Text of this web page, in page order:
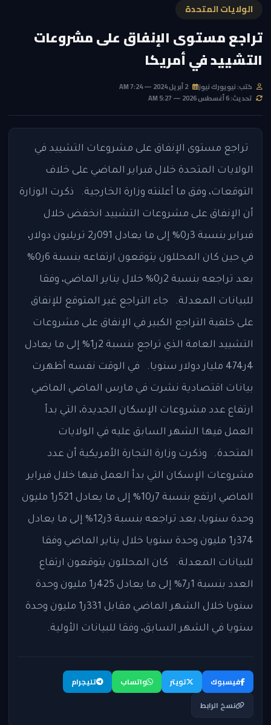
الولايات المتحدة
تراجع مستوى الإنفاق على مشروعات
التشييد في أمريكا
كتب: نيويورك نيوز
تحديث: 6 أغسطس 2026 — 5:27 AM
تراجع مستوى الإنفاق على مشروعات التشييد في
الولايات المتحدة خلال فبراير الماضي على خلاف
التوقعات، وفق ما أعلنته وزارة الخارجية. ذكرت الوزارة
أن الإنفاق على مشروعات التشييد انخفض خلال
فبراير بنسبة 3ر0% إلى ما يعادل 091ر2 تريليون دولار،
في حين كان المحللون يتوقعون ارتفاعه بنسبة 6ر0%
بعد تراجعه بنسبة 2ر0% خلال يناير الماضي، وفقا
للبيانات المعدلة. جاء التراجع غير المتوقع للإنفاق
على خلفية التراجع الكبير في الإنفاق على مشروعات
التشييد العامة الذي تراجع بنسبة 2ر1% إلى ما يعادل
4ر474 مليار دولار سنويا. في الوقت نفسه أظهرت
بيانات اقتصادية نشرت في مارس الماضي الماضي
ارتفاع عدد مشروعات الإسكان الجديدة، التي بدأ
العمل فيها الشهر السابق عليه في الولايات
المتحدة. وذكرت وزارة التجارة الأمريكية أن عدد
مشروعات الإسكان التي بدأ العمل فيها خلال فبراير
الماضي ارتفع بنسبة 7ر10% إلى ما يعادل 521ر1 مليون
وحدة سنويا، بعد تراجعه بنسبة 3ر12% إلى ما يعادل
374ر1 مليون وحدة سنويا خلال يناير الماضي وفقا
للبيانات المعدلة. كان المحللون يتوقعون ارتفاع
العدد بنسبة 1ر7% إلى ما يعادل 425ر1 مليون وحدة
سنويا خلال الشهر الماضي مقابل 331ر1 مليون وحدة
سنويا في الشهر السابق، وفقا للبيانات الأولية.
فيسبوك تويتر واتساب
تليجرام
نسخ الرابط